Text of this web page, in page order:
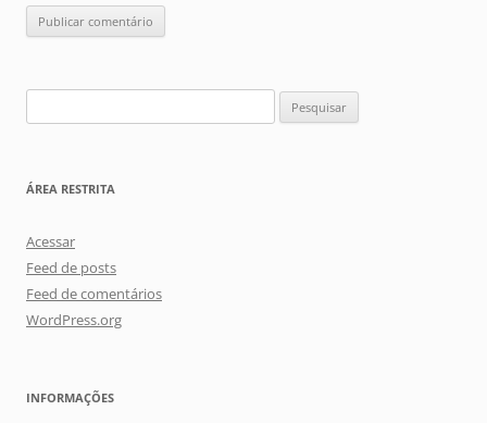
por:
ÁREA RESTRITA
Acessar
Feed de posts
Feed de comentários
WordPress.org
INFORMAÇÕES